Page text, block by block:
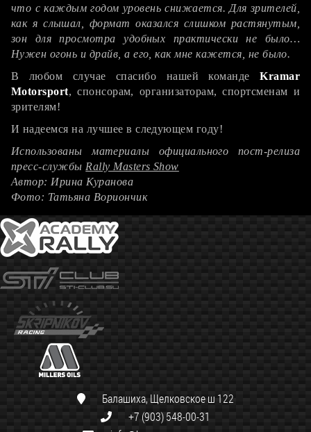
что с каждым годом уровень снижается. Для зрителей,
как я слышал, формат оказался слишком растянутым,
зон для просмотра удобных практически не было…
Нужен огонь и драйв, а его, как мне кажется, не было.
В любом случае спасибо нашей командеKramar
Motorsport, спонсорам, организаторам, спортсменам и
зрителям!
И надеемся на лучшее в следующем году!
Использованы материалы официального пост-релиза
пресс-службыRally Masters Show
Автор: Ирина Куранова
Фото: Татьяна Вориончик
Балашиха, Щелковское ш 122
+7 (903) 548-00-31